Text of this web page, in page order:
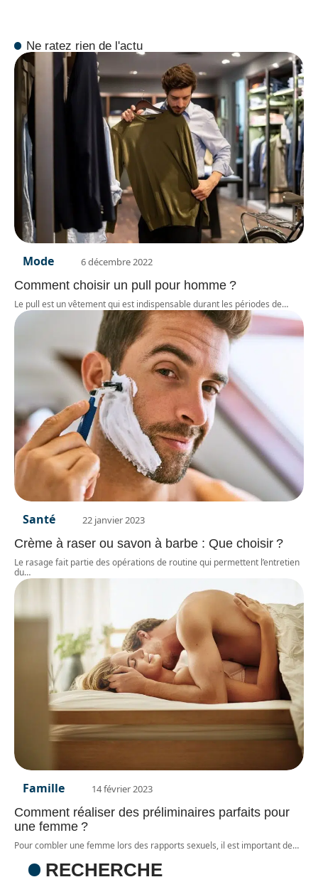
Ne ratez rien de l'actu
Mode 6 décembre 2022
Comment choisir un pull pour homme ?
Le pull est un vêtement qui est indispensable durant les périodes de…
Santé 22 janvier 2023
Crème à raser ou savon à barbe : Que choisir ?
Le rasage fait partie des opérations de routine qui permettent l’entretien
du…
Famille 14 février 2023
Comment réaliser des préliminaires parfaits pour
une femme ?
Pour combler une femme lors des rapports sexuels, il est important de…
RECHERCHE